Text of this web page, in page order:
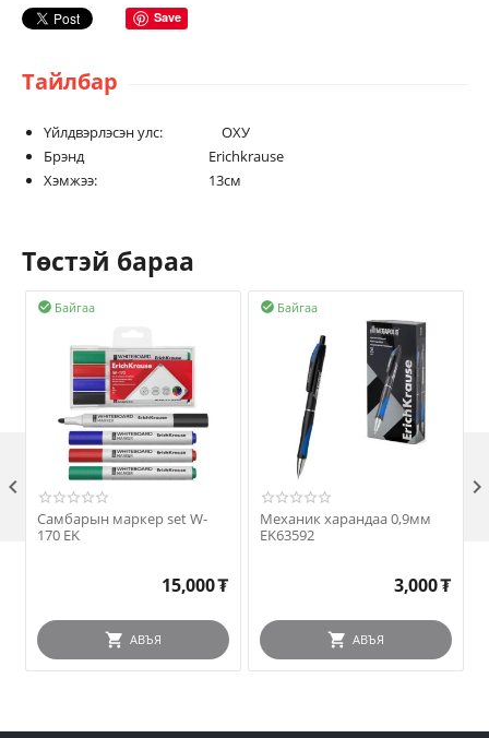
Save
Тайлбар
Үйлдвэрлэсэн улс: ОХУ
Брэнд Erichkrause
Хэмжээ: 13см
Төстэй бараа
Байгаа

Самбарын маркер set W-
170 EK
15,000₮
АВЪЯ
Байгаа

Механик харандаа 0,9мм
EK63592
3,000₮
АВЪЯ
 